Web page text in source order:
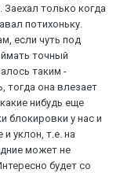
только когда
потихоньку.
если чуть под
точный
таким -
тогда она влезает
нибудь еще
блокировки у нас и
уклон, т.е. на
может не
будет со